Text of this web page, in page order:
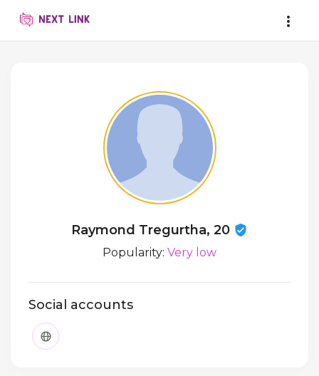
Raymond Tregurtha, 20
Popularity: Very low
Social accounts